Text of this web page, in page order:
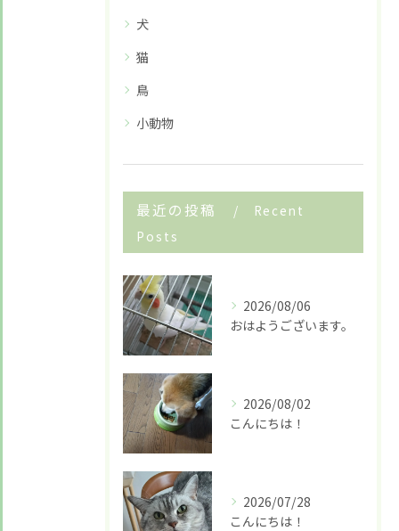
犬
猫
鳥
小動物
最近の投稿
Recent
Posts
2026/08/06
おはようございます。
2026/08/02
こんにちは！
2026/07/28
こんにちは！
お悩みですか？ LINEでお気軽に質問してください！
LINE友だち追加はこちら